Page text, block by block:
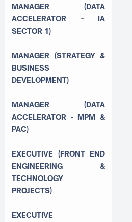
MANAGER (DATA
ACCELERATOR - IA
SECTOR 1)
MANAGER (STRATEGY &
BUSINESS
DEVELOPMENT)
MANAGER (DATA
ACCELERATOR - MPM &
PAC)
EXECUTIVE (FRONT END
ENGINEERING &
TECHNOLOGY
PROJECTS)
EXECUTIVE